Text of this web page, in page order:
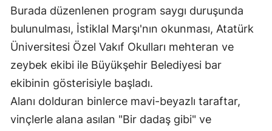
Sakarya
Samsun
Sivas
Burada düzenlenen program saygı duruşunda
bulunulması, İstiklal Marşı'nın okunması, Atatürk
Üniversitesi Özel Vakıf Okulları mehteran ve
zeybek ekibi ile Büyükşehir Belediyesi bar
ekibinin gösterisiyle başladı.
Alanı dolduran binlerce mavi-beyazlı taraftar,
vinçlerle alana asılan "Bir dadaş gibi" ve